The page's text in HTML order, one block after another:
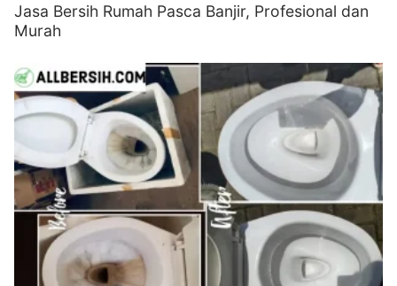
Jasa Bersih Rumah Pasca Banjir, Profesional dan
Murah